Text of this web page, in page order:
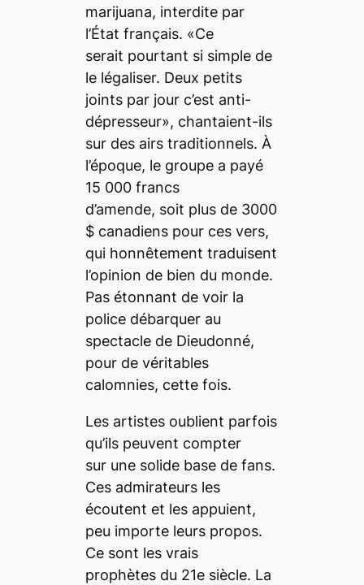
marijuana, interdite par
l’État français. «Ce
serait pourtant si simple de
le légaliser. Deux petits
joints par jour c’est anti-
dépresseur», chantaient-ils
sur des airs traditionnels. À
l’époque, le groupe a payé
15 000 francs
d’amende, soit plus de 3000
$ canadiens pour ces vers,
qui honnêtement traduisent
l’opinion de bien du monde.
Pas étonnant de voir la
police débarquer au
spectacle de Dieudonné,
pour de véritables
calomnies, cette fois.
Les artistes oublient parfois
qu’ils peuvent compter
sur une solide base de fans.
Ces admirateurs les
écoutent et les appuient,
peu importe leurs propos.
Ce sont les vrais
prophètes du 21e siècle. La